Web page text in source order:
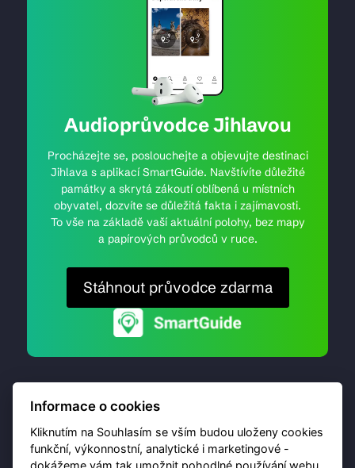
Audioprůvodce Jihlavou
Procházejte se, poslouchejte a objevujte destinaci
Jihlava s aplikací SmartGuide. Navštívíte důležité
památky a skrytá zákoutí oblíbená u místních
obyvatel, dozvíte se důležitá fakta i zajímavosti.
To vše na základě vaší aktuální polohy, bez mapy
a papírových průvodců v ruce.
Stáhnout průvodce zdarma
Informace o cookies
Kliknutím na Souhlasím se vším budou uloženy cookies
funkční, výkonnostní, analytické i marketingové -
dokážeme vám tak umožnit pohodlné používání webu,